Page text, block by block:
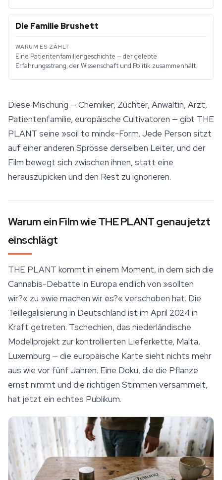
Die Familie Brushett
Eine Patientenfamiliengeschichte — der gelebte
Erfahrungsstrang, der Wissenschaft und Politik zusammenhält.
Diese Mischung — Chemiker, Züchter, Anwältin, Arzt,
Patientenfamilie, europäische Cultivatoren — gibt THE
PLANT seine »soil to mind«-Form. Jede Person sitzt
auf einer anderen Sprosse derselben Leiter, und der
Film bewegt sich zwischen ihnen, statt eine
herauszupicken und den Rest zu ignorieren.
Warum ein Film wie THE PLANT genau jetzt
einschlägt
THE PLANT kommt in einem Moment, in dem sich die
Cannabis-Debatte in Europa endlich von »sollten
wir?« zu »wie machen wir es?« verschoben hat. Die
Teillegalisierung in Deutschland ist im April 2024 in
Kraft getreten. Tschechien, das niederländische
Modellprojekt zur kontrollierten Lieferkette, Malta,
Luxemburg — die europäische Karte sieht nichts mehr
aus wie vor fünf Jahren. Eine Doku, die die Pflanze
ernst nimmt und die richtigen Stimmen versammelt,
hat jetzt ein echtes Publikum.